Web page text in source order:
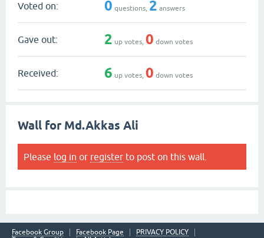
Voted on: 0 questions, 2 answers
Gave out: 2 up votes, 0 down votes
Received: 6 up votes, 0 down votes
Wall for Md.Akkas Ali
Please log in or register to post on this wall.
Facebook Group Facebook Page
PRIVACY POLICY